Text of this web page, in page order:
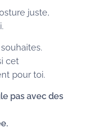
juste,
cet
pour toi.
pas avec des